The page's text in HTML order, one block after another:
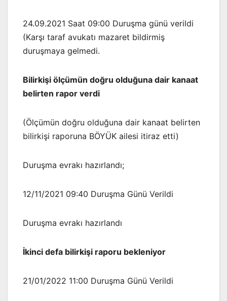
24.09.2021 Saat 09:00 Duruşma günü verildi
(Karşı taraf avukatı mazaret bildirmiş
duruşmaya gelmedi.
Bilirkişi ölçümün doğru olduğuna dair kanaat
belirten rapor verdi
(Ölçümün doğru olduğuna dair kanaat belirten
bilirkişi raporuna BÖYÜK ailesi itiraz etti)
Duruşma evrakı hazırlandı;
12/11/2021 09:40 Duruşma Günü Verildi
Duruşma evrakı hazırlandı
İkinci defa bilirkişi raporu bekleniyor
21/01/2022 11:00 Duruşma Günü Verildi